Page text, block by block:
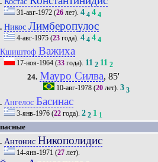
31-авг-1972 (26 лет).4 4 4 4
НикосЛимберопулос
4-авг-1975 (23 года).4 4 4 4
Кшиштоф Важиха
17-ноя-1964 (33 года). 11 2 11 2
24. Мауро Силва, 85'
10-авг-1978(20лет). 3 3
Ангелос Басинас
3-янв-1976 (22 года).2 2 1 1
Антонис Никополидис
14-янв-1971 (27 лет).